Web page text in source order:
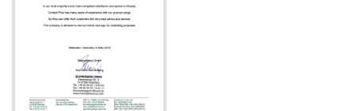
Дилеры
B2B